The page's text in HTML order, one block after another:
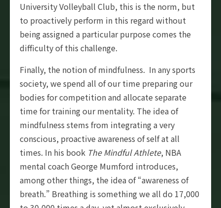
University Volleyball Club, this is the norm, but
to proactively perform in this regard without
being assigned a particular purpose comes the
difficulty of this challenge.
Finally, the notion of mindfulness. In any sports
society, we spend all of our time preparing our
bodies for competition and allocate separate
time for training our mentality. The idea of
mindfulness stems from integrating a very
conscious, proactive awareness of self at all
times. In his book The Mindful Athlete, NBA
mental coach George Mumford introduces,
among other things, the idea of “awareness of
breath.” Breathing is something we all do 17,000